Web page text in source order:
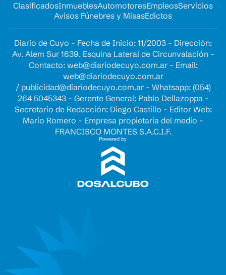
ClasificadosInmueblesAutomotoresEmpleosServicios
Avisos Fúnebres y MisasEdictos
Diario de Cuyo - Fecha de Inicio: 11/2003 - Dirección:
Av. Alem Sur 1639. Esquina Lateral de Circunvalación -
Contacto: web@diariodecuyo.com.ar- Email:
web@diariodecuyo.com.ar
/ publicidad@diariodecuyo.com.ar- Whatsapp: (054)
264 5045343 - Gerente General: Pablo Dellazoppa -
Secretario de Redacción: Diego Castillo - Editor Web:
Mario Romero - Empresa propietaria del medio -
FRANCISCO MONTES S.A.C.I.F.